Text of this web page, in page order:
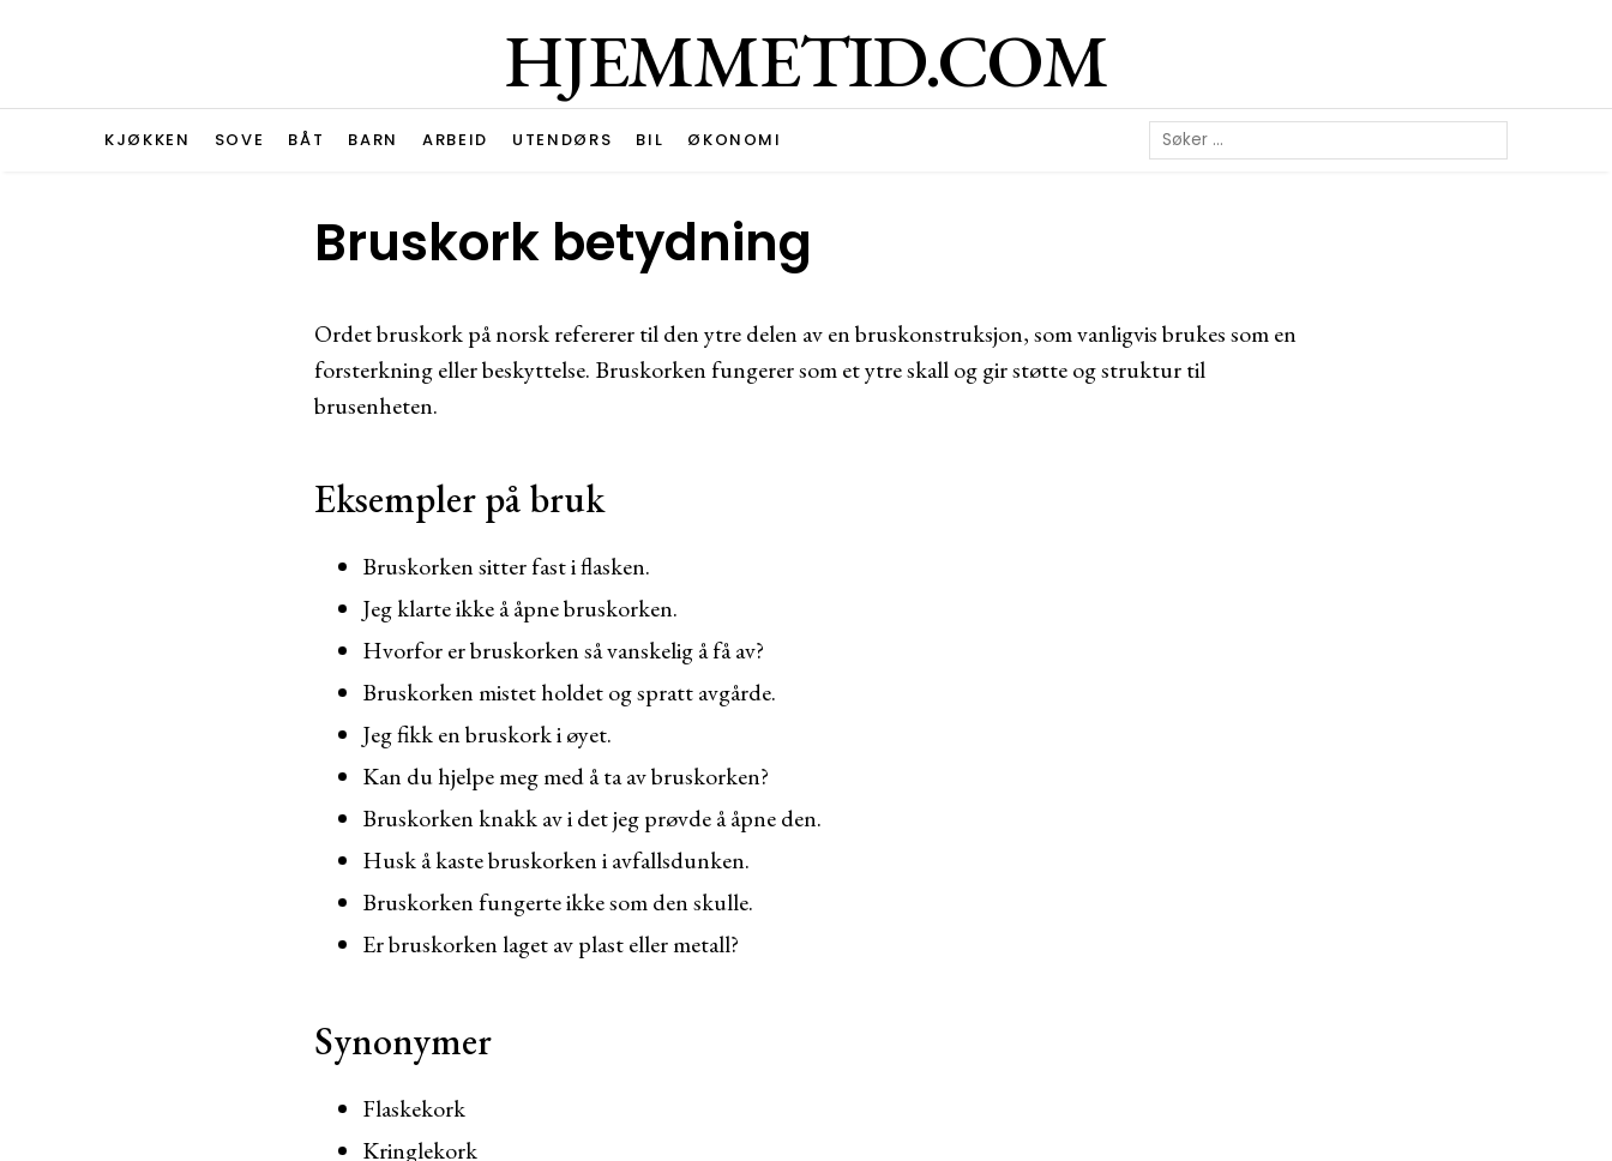
HJEMMETID.COM
KJØKKEN SOVE BÅT BARN ARBEID UTENDØRS BIL ØKONOMI
Bruskork betydning
Ordet bruskork på norsk refererer til den ytre delen av en bruskonstruksjon, som vanligvis brukes som en
forsterkning eller beskyttelse. Bruskorken fungerer som et ytre skall og gir støtte og struktur til
brusenheten.
Eksempler på bruk
Bruskorken sitter fast i flasken.
Jeg klarte ikke å åpne bruskorken.
Hvorfor er bruskorken så vanskelig å få av?
Bruskorken mistet holdet og spratt avgårde.
Jeg fikk en bruskork i øyet.
Kan du hjelpe meg med å ta av bruskorken?
Bruskorken knakk av i det jeg prøvde å åpne den.
Husk å kaste bruskorken i avfallsdunken.
Bruskorken fungerte ikke som den skulle.
Er bruskorken laget av plast eller metall?
Synonymer
Flaskekork
Kringlekork